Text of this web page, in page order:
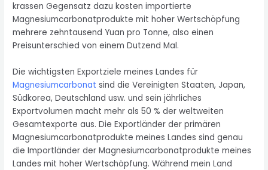
krassen Gegensatz dazu kosten importierte
Magnesiumcarbonatprodukte mit hoher Wertschöpfung
mehrere zehntausend Yuan pro Tonne, also einen
Preisunterschied von einem Dutzend Mal.
Die wichtigsten Exportziele meines Landes für
Magnesiumcarbonat sind die Vereinigten Staaten, Japan,
Südkorea, Deutschland usw. und sein jährliches
Exportvolumen macht mehr als 50 % der weltweiten
Gesamtexporte aus. Die Exportländer der primären
Magnesiumcarbonatprodukte meines Landes sind genau
die Importländer der Magnesiumcarbonatprodukte meines
Landes mit hoher Wertschöpfung. Während mein Land